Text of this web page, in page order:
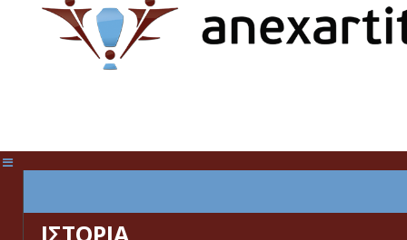
ΙΣΤΟΡΙΑ